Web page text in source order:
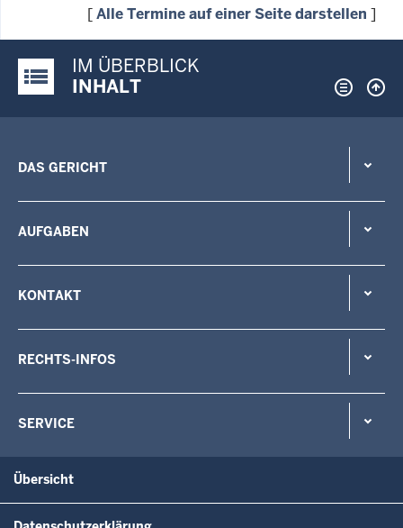
[Alle Termine auf einer Seite darstellen ]
Justiz-Portal im Überblick:
IM ÜBERBLICK
INHALT
DAS GERICHT
AUFGABEN
KONTAKT
RECHTS-INFOS
SERVICE
Übersicht